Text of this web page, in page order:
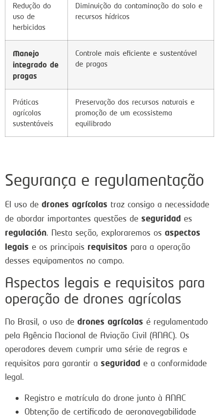
Redução do
uso de
herbicidas
Diminuição da contaminação do solo e
recursos hídricos
Manejo
integrado de
pragas
Controle mais eficiente e sustentável
de pragas
Práticas
agrícolas
sustentáveis
Preservação dos recursos naturais e
promoção de um ecossistema
equilibrado
Segurança e regulamentação
El uso de drones agrícolas traz consigo a necessidade
de abordar importantes questões de seguridad es
regulación. Nesta seção, exploraremos os aspectos
legais e os principais requisitos para a operação
desses equipamentos no campo.
Aspectos legais e requisitos para
operação de drones agrícolas
No Brasil, o uso de drones agrícolas é regulamentado
pela Agência Nacional de Aviação Civil (ANAC). Os
operadores devem cumprir uma série de regras e
requisitos para garantir a seguridad e a conformidade
legal.
Registro e matrícula do drone junto à ANAC
Obtenção de certificado de aeronavegabilidade